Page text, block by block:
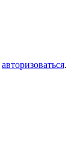
авторизоваться.